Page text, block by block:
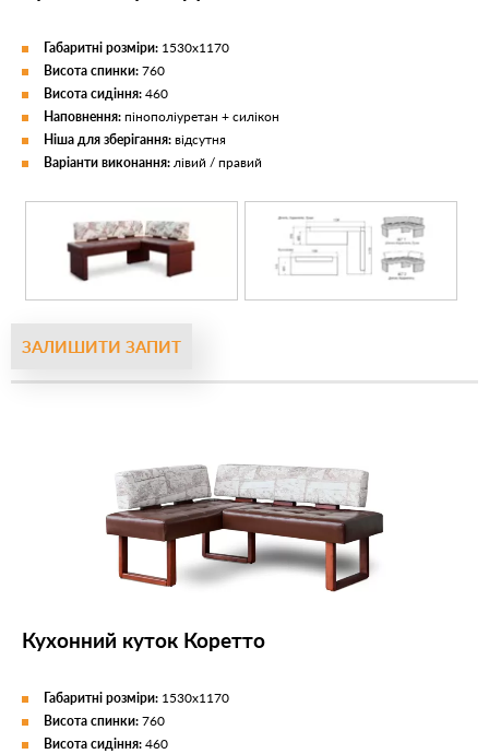
ЗАЛИШИТИ ЗАПИТ
Габаритні розміри: 1530х1170
Висота спинки: 760
Висота сидіння: 460
Наповнення: пінополіуретан + силікон
Ніша для зберігання: відсутня
Варіанти виконання: лівий / правий
Кухонний куток Коретто
Габаритні розміри: 1530х1170
Висота спинки: 760
Висота сидіння: 460